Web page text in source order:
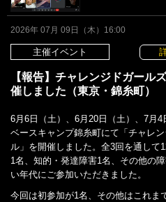
2026年 07月 09日（木）16:00
主催イベント
【報告】チャレンジドガール
催しました（東京・錦糸町）
6月6日（土）、6月20日（土）、7月
ベースキャンプ錦糸町にて「チャレ
ル」を開催しました。全3回を通して
1名、知的・発達障害1名、その他の
い年代にご参加いただきました。
今回は初参加が1名、その他はこれま